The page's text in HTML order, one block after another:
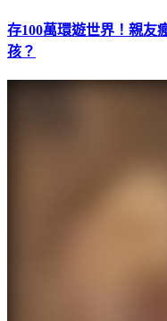
存100萬環遊世界！親友